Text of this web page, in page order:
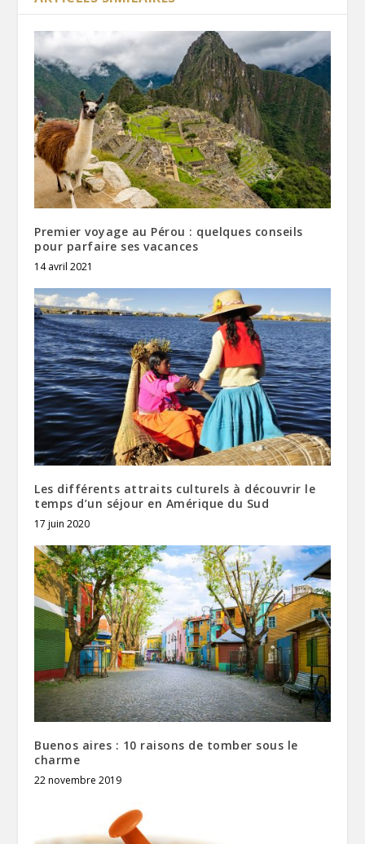
Premier voyage au Pérou : quelques conseils
pour parfaire ses vacances
14 avril 2021
Les différents attraits culturels à découvrir le
temps d’un séjour en Amérique du Sud
17 juin 2020
Buenos aires : 10 raisons de tomber sous le
charme
22 novembre 2019